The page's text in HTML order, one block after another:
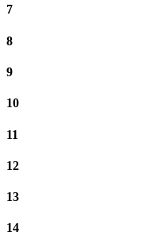
7
8
9
10
11
12
13
14